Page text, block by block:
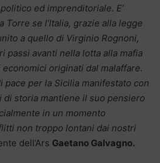
ed imprenditoriale. E’
Torre se l’Italia, grazie alla legge
a quello di Virginio Rognoni,
passi avanti nella lotta alla mafia
originati dal malaffare.
pace per la Sicilia manifestato con
storia mantiene il suo pensiero
in un momento
non troppo lontani dai nostri
dell’Ars Gaetano Galvagno.